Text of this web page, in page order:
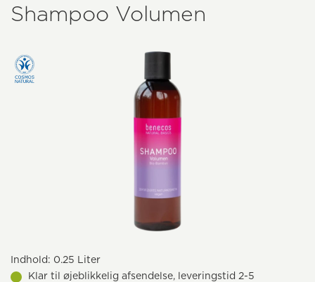
Shampoo Volumen
Indhold: 0.25 Liter
Klar til øjeblikkelig afsendelse, leveringstid 2-5